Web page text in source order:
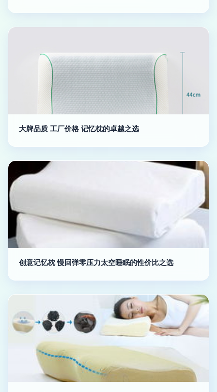
大牌品质 工厂价格 记忆枕的卓越之选
创意记忆枕 慢回弹零压力太空睡眠的性价比之选